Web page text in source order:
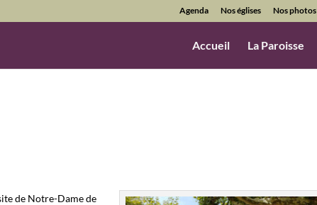
Agenda Nos églises Nos photos
Accueil La Paroisse
de Notre-Dame de